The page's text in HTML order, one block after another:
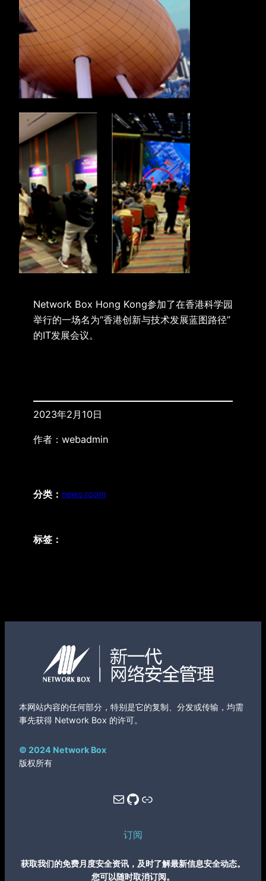
Network Box Hong Kong参加了在香港科学园
举行的一场名为“香港创新与技术发展蓝图路径”
的IT发展会议。
2023年2月10日
作者： webadmin
分类： news room
标签：
本网站内容的任何部分，特别是它的复制、分发或传输，均需
事先获得 Network Box 的许可。
© 2024 Network Box
版权所有
Mail GitHub Link
订阅
获取我们的免费月度安全资讯，及时了解最新信息安全动态。
您可以随时取消订阅。